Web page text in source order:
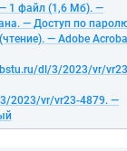
— 1 файл (1,6 Мб). —
— Доступ по
— Adobe
dl/3/2023/vr/
2023/vr/vr23-4879. —